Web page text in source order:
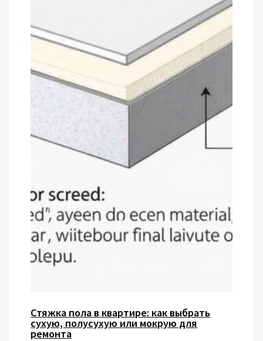
Стяжка пола в квартире: как выбрать
сухую, полусухую или мокрую для
ремонта